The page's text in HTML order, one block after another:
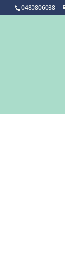
0480806038